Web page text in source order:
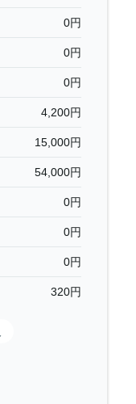
0円
0円
0円
4,200円
15,000円
54,000円
0円
0円
0円
320円